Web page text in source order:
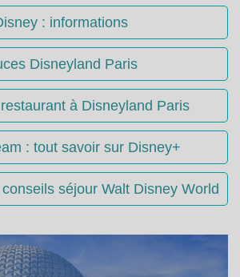
: informations
Disneyland Paris
à Disneyland Paris
: tout savoir sur Disney+
séjour Walt Disney World